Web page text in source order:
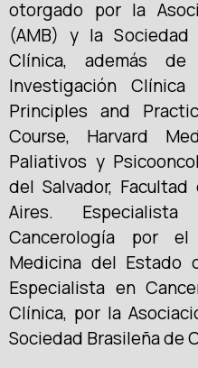
otorgado por la
(AMB) y la Sociedad
Clínica, además
Investigación
Principles and
Course, Harvard
Paliativos y
del Salvador,
Aires.
Cancerología por
Medicina del Estado
Especialista en
Clínica, por la
Sociedad Brasileña de